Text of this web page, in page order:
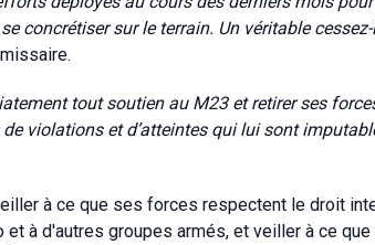
concrétiser sur le terrain. Un véritable
tout soutien au M23 et retirer ses
violations et d’atteintes qui lui sont
à ce que ses forces respectent le droit
et à d'autres groupes armés, et veiller à ce